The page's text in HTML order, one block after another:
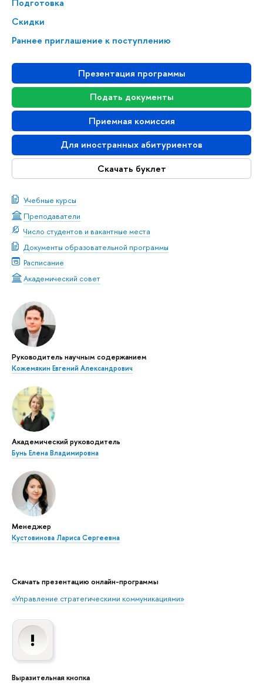
Подготовка
Скидки
Раннее приглашение к поступлению
Презентация программы
Подать документы
Приемная комиссия
Для иностранных абитуриентов
Скачать буклет
Учебные курсы
Преподаватели
Число студентов и вакантные места
Документы образовательной программы
Расписание
Академический совет
Руководитель научным содержанием
Кожемякин Евгений Александрович
Академический руководитель
Бунь Елена Владимировна
Менеджер
Кустовинова Лариса Сергеевна
Скачать презентацию онлайн-программы
«Управление стратегическими коммуникациями»
Выразительная кнопка